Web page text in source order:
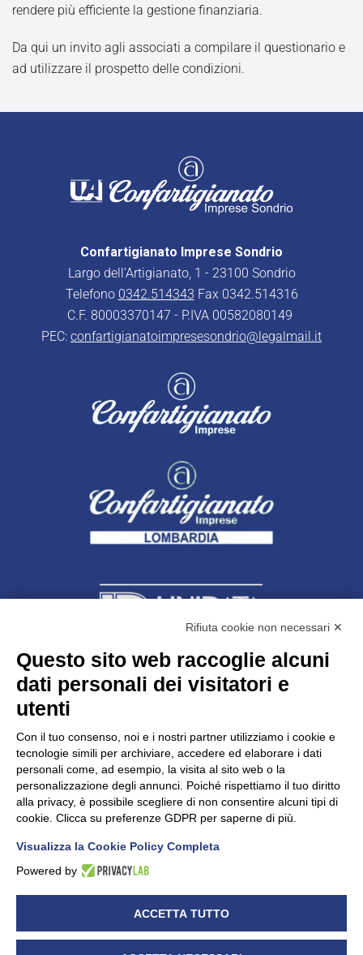
rendere più efficiente la gestione finanziaria.
Da qui un invito agli associati a compilare il questionario e
ad utilizzare il prospetto delle condizioni.
Confartigianato Imprese Sondrio
Largo dell’Artigianato, 1 - 23100 Sondrio
Telefono 0342.514343 Fax 0342.514316
C.F. 80003370147 - P.IVA 00582080149
PEC: confartigianatoimpresesondrio@legalmail.it
Unidata s.r.lcon unico socio
Largo dell’Artigianato, 1 - 23100 Sondrio
C.F. 00481790145 - N.REA SO-36426
PEC: unidata.sondrio@legalmail.it
Cap. soc. euro 100.000,00 i.v.
UNIDATA - Informativa privacy (per i clienti)
UNIDATA - Whistleblowing
Rifiuta cookie non necessari ✕
Questo sito web raccoglie alcuni
dati personali dei visitatori e
utenti
Con il tuo consenso, noi e i nostri partner utilizziamo i cookie e
tecnologie simili per archiviare, accedere ed elaborare i dati
personali come, ad esempio, la visita al sito web o la
personalizzazione degli annunci. Poiché rispettiamo il tuo diritto
alla privacy, è possibile scegliere di non consentire alcuni tipi di
cookie. Clicca su preferenze GDPR per saperne di più.
Visualizza la Cookie Policy Completa
Powered by
ACCETTA TUTTO